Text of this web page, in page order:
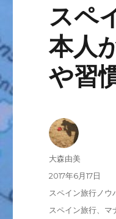
スペ
本人
や習
投
大森由美
投
2017年6月17日
カ
スペイン旅行ノウ
タ
スペイン旅行、マ